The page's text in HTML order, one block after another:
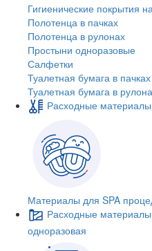
Гигиенические покрытия
Полотенца в пачках
Полотенца в рулонах
Простыни одноразовые
Салфетки
Туалетная бумага в пачках
Туалетная бумага в
Расходные материалы
Материалы для SPA
Расходные
одноразовая